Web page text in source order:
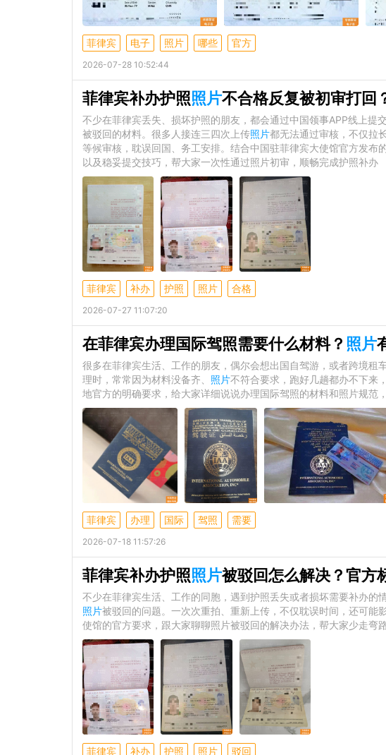
菲律宾 电子 照片 哪些 官方
2026-07-28 10:52:44
菲律宾补办护照照片不合格反复被初审打回
不少在菲律宾丢失、损坏护照的朋友，都会通过中国领事APP线上提
被驳回的材料。很多人接连三四次上传照片都无法通过审核，不仅拉
等候审核，耽误回国、务工安排。结合中国驻菲律宾大使馆官方发布
以及稳妥提交技巧，帮大家一次性通过照片初审，顺畅完成护照补办
菲律宾 补办 护照 照片 合格
2026-07-27 11:07:20
在菲律宾办理国际驾照需要什么材料？ 照片
很多在菲律宾生活、工作的朋友，偶尔会想出国自驾游，或者跨境租
理时，常常因为材料没备齐、 照片不符合要求，跑好几趟都办不下来
地官方的明确要求，给大家详细说说办理国际驾照的材料和照片规范
菲律宾 办理 国际 驾照 需要
2026-07-18 11:57:26
菲律宾补办护照照片被驳回怎么解决？官方
不少在菲律宾生活、工作的同胞，遇到护照丢失或者损坏需要补办的
照片被驳回的问题。一次次重拍、重新上传，不仅耽误时间，还可能
使馆的官方要求，跟大家聊聊照片被驳回的解决办法，帮大家少走弯路
菲律宾 补办 护照 照片 驳回